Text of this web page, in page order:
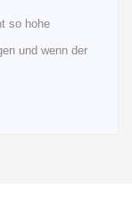
so hohe
und wenn der